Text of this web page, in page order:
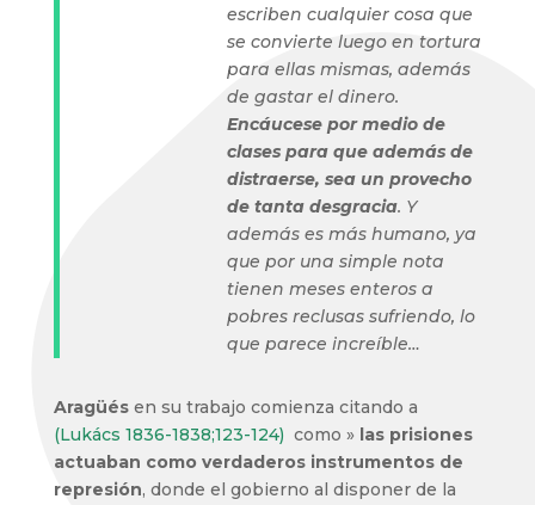
escriben cualquier cosa que
se convierte luego en tortura
para ellas mismas, además
de gastar el dinero.
Encáucese por medio de
clases para que además de
distraerse, sea un provecho
de tanta desgracia. Y
además es más humano, ya
que por una simple nota
tienen meses enteros a
pobres reclusas sufriendo, lo
que parece increíble…
Aragüésen su trabajo comienza citando a
(Lukács 1836-1838;123-124) como » las prisiones
actuaban como verdaderos instrumentos de
represión, donde el gobierno al disponer de la